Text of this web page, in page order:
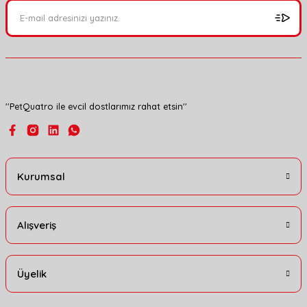
Ürün bilgilerinde hatalar bulunuyor.
''PetQuatro ile evcil dostlarımız rahat etsin''
Kurumsal
Alışveriş
Üyelik